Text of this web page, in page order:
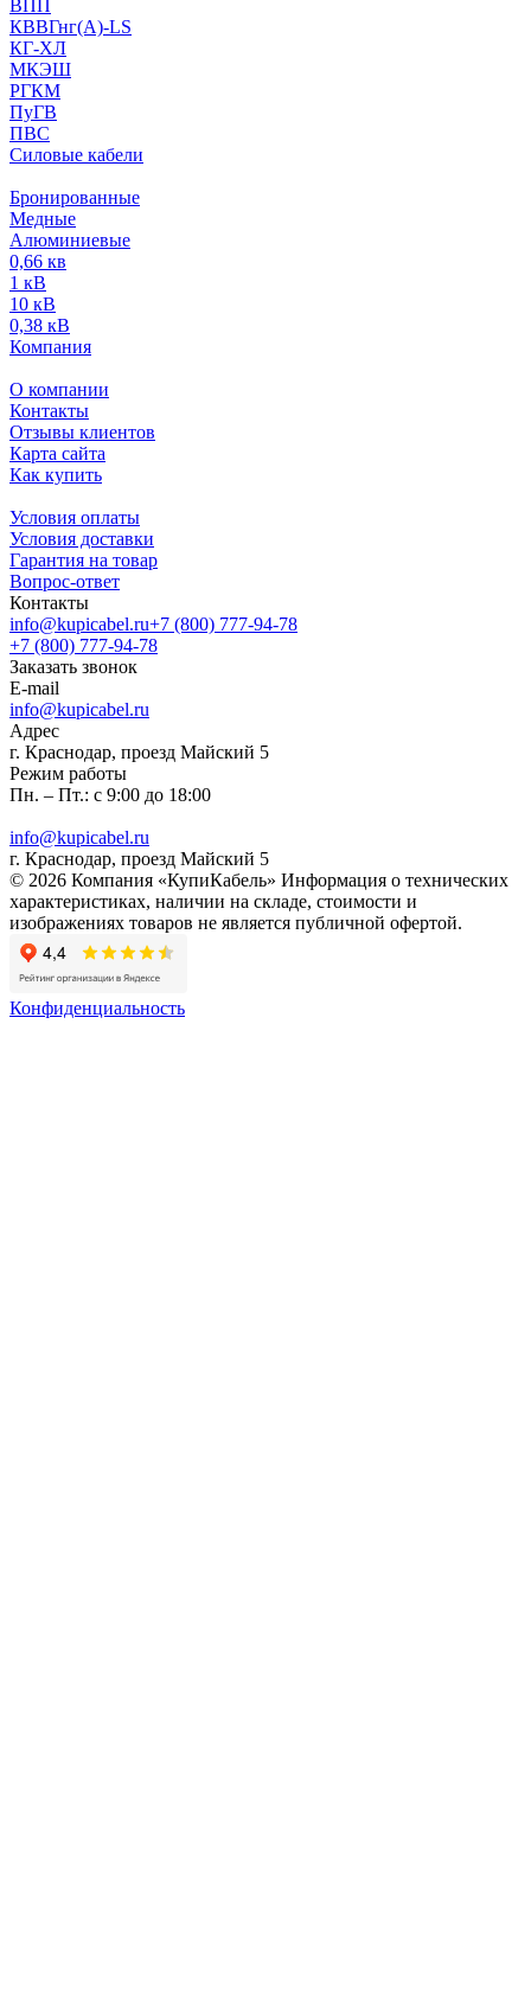
ВПП
КВВГнг(А)-LS
КГ-ХЛ
МКЭШ
РГКМ
ПуГВ
ПВС
Силовые кабели
Бронированные
Медные
Алюминиевые
0,66 кв
1 кВ
10 кВ
0,38 кВ
Компания
О компании
Контакты
Отзывы клиентов
Карта сайта
Как купить
Условия оплаты
Условия доставки
Гарантия на товар
Вопрос-ответ
Контакты
info@kupicabel.ru+7 (800) 777-94-78
+7 (800) 777-94-78
Заказать звонок
E-mail
info@kupicabel.ru
Адрес
г. Краснодар, проезд Майский 5
Режим работы
Пн. – Пт.: с 9:00 до 18:00
info@kupicabel.ru
г. Краснодар, проезд Майский 5
© 2026 Компания «КупиКабель» Информация о технических
характеристиках, наличии на складе, стоимости и
изображениях товаров не является публичной офертой.
Конфиденциальность